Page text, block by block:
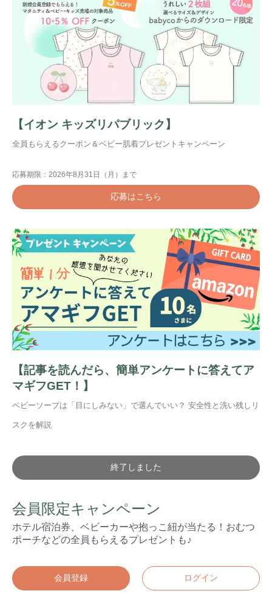
【イオン キッズリパブリック】
全員もらえるクーポン＆ベビー肌着プレゼントキャンペーン
応募期限：2026年8月31日（月）まで
応募はこちら
【記事を読んだら、簡単アンケートに答えてア
マギフGET！】
ベビーソープは「目にしみない」で選んでいい？ 安全性と洗い残しリ
スクを解説
終了しました
会員限定キャンペーン
ホテル宿泊券、ベビーカーや抱っこ紐が当たる！おむつ
ポーチなどの全員もらえるプレゼントも♪
会員登録 ログイン